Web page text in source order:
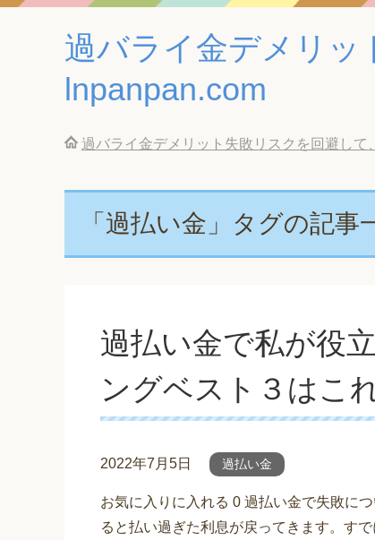
過バライ金デメリッ
lnpanpan.com
過バライ金デメリット失敗リスクを回避し
「過払い金」タグの記事
過払い金で私が役
ングベスト３はこ
2022年7月5日 過払い金
お気に入りに入れる 0 過払い金で失敗に
ると払い過ぎた利息が戻ってきます。す